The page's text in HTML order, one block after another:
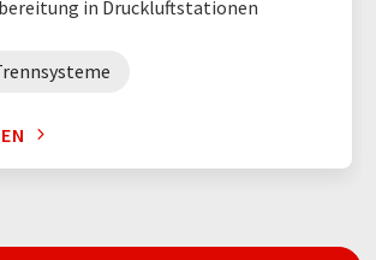
in Druckluftstationen